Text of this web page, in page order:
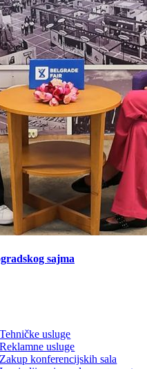
sajma
Tehničke usluge
Reklamne usluge
Zakup konferencijskih sala